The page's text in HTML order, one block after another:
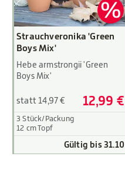
Strauchveronika 'Green
Boys Mix'
Hebe armstrongii 'Green
Boys Mix'
statt 14,97 € 12,99 €
3 Stück/Packung
12 cm Topf
Gültig bis 31.10